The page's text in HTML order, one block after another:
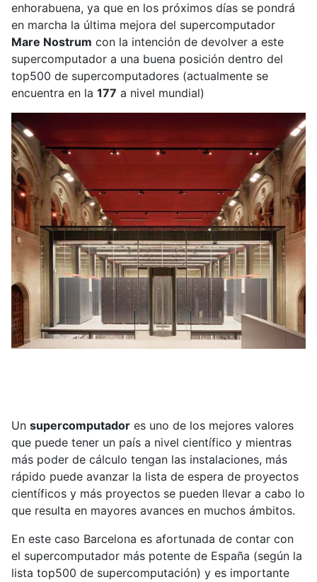
enhorabuena, ya que en los próximos días se pondrá
en marcha la última mejora del supercomputador
Mare Nostrum con la intención de devolver a este
supercomputador a una buena posición dentro del
top500 de supercomputadores (actualmente se
encuentra en la 177 a nivel mundial)
Un supercomputador es uno de los mejores valores
que puede tener un país a nivel científico y mientras
más poder de cálculo tengan las instalaciones, más
rápido puede avanzar la lista de espera de proyectos
científicos y más proyectos se pueden llevar a cabo lo
que resulta en mayores avances en muchos ámbitos.
En este caso Barcelona es afortunada de contar con
el supercomputador más potente de España (según la
lista top500 de supercomputación) y es importante